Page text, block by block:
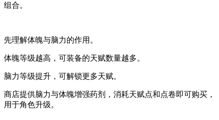
组合。
先理解体魄与脑力的作用。
体魄等级越高，可装备的天赋数量越多。
脑力等级提升，可解锁更多天赋。
商店提供脑力与体魄增强药剂，消耗天赋点和点卷即可购买，
用于角色升级。